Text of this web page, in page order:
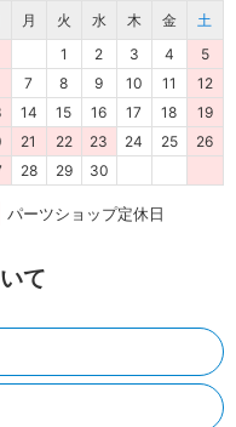
て
月 火 水 木 金
土
1
2 3 4
5
7 8 9 10 11
12
14 15 16 17 18
19
21 22 23 24 25
26
28 29 30
パーツショップ定休日